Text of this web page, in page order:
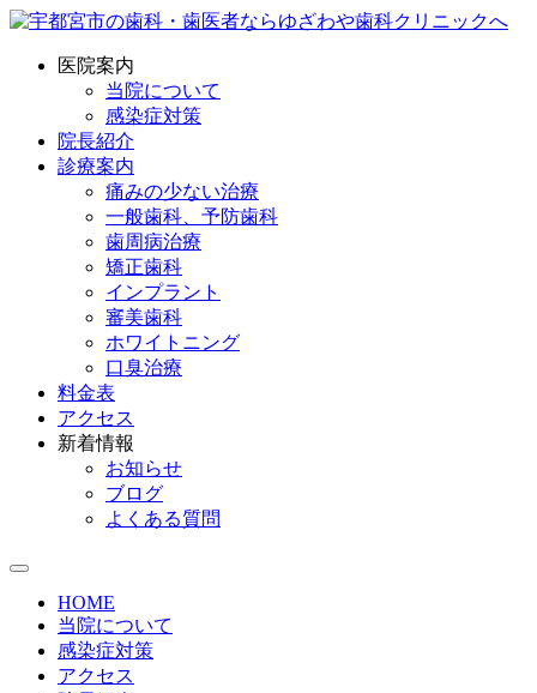
医院案内
当院について
感染症対策
院長紹介
診療案内
痛みの少ない治療
一般歯科、予防歯科
歯周病治療
矯正歯科
インプラント
審美歯科
ホワイトニング
口臭治療
料金表
アクセス
新着情報
お知らせ
ブログ
よくある質問
HOME
当院について
感染症対策
アクセス